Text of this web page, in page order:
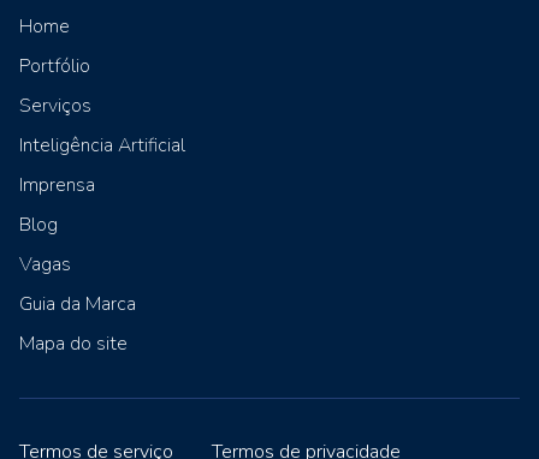
Home
Portfólio
Serviços
Inteligência Artificial
Imprensa
Blog
Vagas
Guia da Marca
Mapa do site
Termos de serviço Termos de privacidade